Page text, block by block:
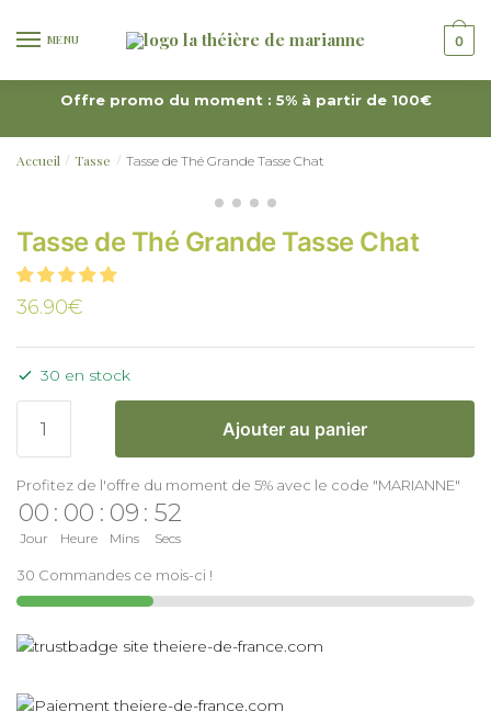
MENU 0
Offre promo du moment : 5% à partir de 100€
Accueil / Tasse / Tasse de Thé Grande Tasse Chat
Tasse de Thé Grande Tasse Chat
36.90€
30 en stock
Ajouter au panier
Profitez de l'offre du moment de 5% avec le code "MARIANNE"
00
Jour
: 00
Heure
: 09
Mins
: 52
Secs
30 Commandes ce mois-ci !